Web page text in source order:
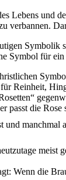
Lebens und
verbannen.
Symbolik
Symbol für
Reinheit,
passt die
und manchmal
meist
Wenn die